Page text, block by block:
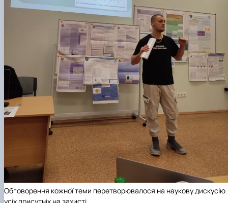
Обговорення кожної теми перетворювалося на наукову дискусію
усіх присутніх на захисті.